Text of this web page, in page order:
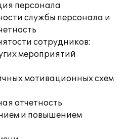
персонала
службы персонала и
сотрудников:
мероприятий
мотивационных схем
отчетность
и повышением